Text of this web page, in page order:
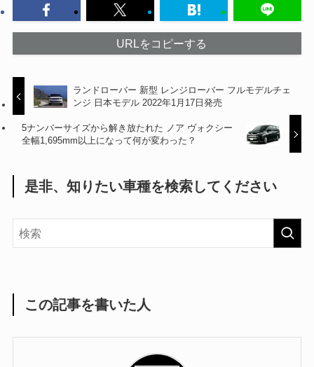
URLをコピーする
ランドローバー 新型 レンジローバー フルモデルチェ
ンジ 日本モデル 2022年1月17日発売
5ナンバーサイズから解き放たれた ノア ヴォクシー
全幅1,695mm以上になって何が変わった？
是非、知りたい車種を検索してください
この記事を書いた人